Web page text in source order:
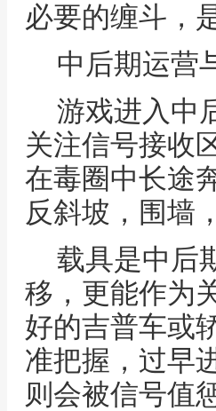
必要的缠斗，
中后期运营
游戏进入中
关注信号接收
在毒圈中长途
反斜坡，围墙
载具是中后
移，更能作为
好的吉普车或
准把握，过早
则会被信号值